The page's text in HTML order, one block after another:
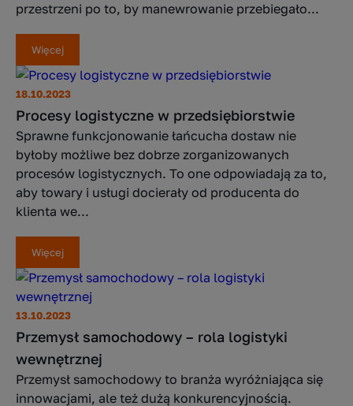
przestrzeni po to, by manewrowanie przebiegało...
Więcej
18.10.2023
Procesy logistyczne w przedsiębiorstwie
Sprawne funkcjonowanie łańcucha dostaw nie
byłoby możliwe bez dobrze zorganizowanych
procesów logistycznych. To one odpowiadają za to,
aby towary i usługi docierały od producenta do
klienta we...
Więcej
13.10.2023
Przemysł samochodowy – rola logistyki
wewnętrznej
Przemysł samochodowy to branża wyróżniająca się
innowacjami, ale też dużą konkurencyjnością.